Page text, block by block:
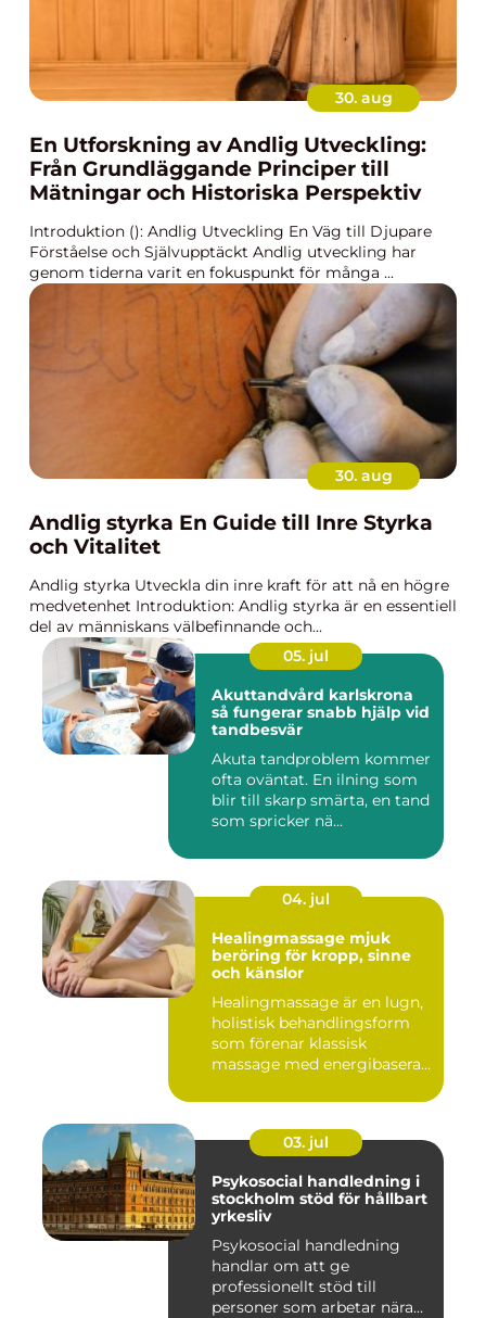
30. aug
En Utforskning av Andlig Utveckling:
Från Grundläggande Principer till
Mätningar och Historiska Perspektiv
Introduktion (): Andlig Utveckling En Väg till Djupare
Förståelse och Självupptäckt Andlig utveckling har
genom tiderna varit en fokuspunkt för många ...
30. aug
Andlig styrka En Guide till Inre Styrka
och Vitalitet
Andlig styrka Utveckla din inre kraft för att nå en högre
medvetenhet Introduktion: Andlig styrka är en essentiell
del av människans välbefinnande och...
05. jul
Akuttandvård karlskrona
så fungerar snabb hjälp vid
tandbesvär
Akuta tandproblem kommer
ofta oväntat. En ilning som
blir till skarp smärta, en tand
som spricker nä...
04. jul
Healingmassage mjuk
beröring för kropp, sinne
och känslor
Healingmassage är en lugn,
holistisk behandlingsform
som förenar klassisk
massage med energibaserad
03. jul
Psykosocial handledning i
stockholm stöd för hållbart
yrkesliv
Psykosocial handledning
handlar om att ge
professionellt stöd till
personer som arbetar nära